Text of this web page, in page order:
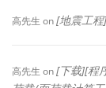
高先生 on[地震工
高先生 on[下载][程